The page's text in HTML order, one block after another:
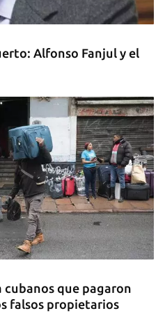
Alfonso Fanjul y el
cubanos que pagaron
falsos propietarios